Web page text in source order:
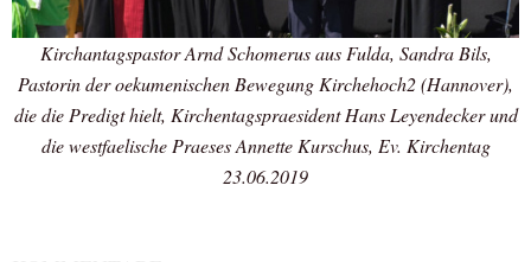
Kirchantagspastor Arnd Schomerus aus Fulda, Sandra Bils,
Pastorin der oekumenischen Bewegung Kirchehoch2 (Hannover),
die die Predigt hielt, Kirchentagspraesident Hans Leyendecker und
die westfaelische Praeses Annette Kurschus, Ev. Kirchentag
23.06.2019